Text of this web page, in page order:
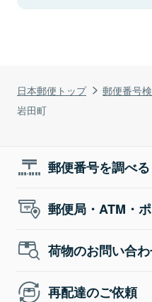
日本郵便トップ 郵便番号
岩田町
郵便番号を調べる
郵便局・ATM・
荷物のお問い合
再配達のご依頼